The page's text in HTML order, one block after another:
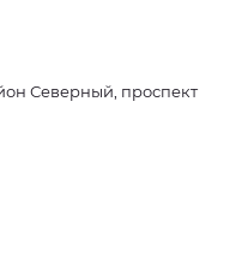
Северный, проспект